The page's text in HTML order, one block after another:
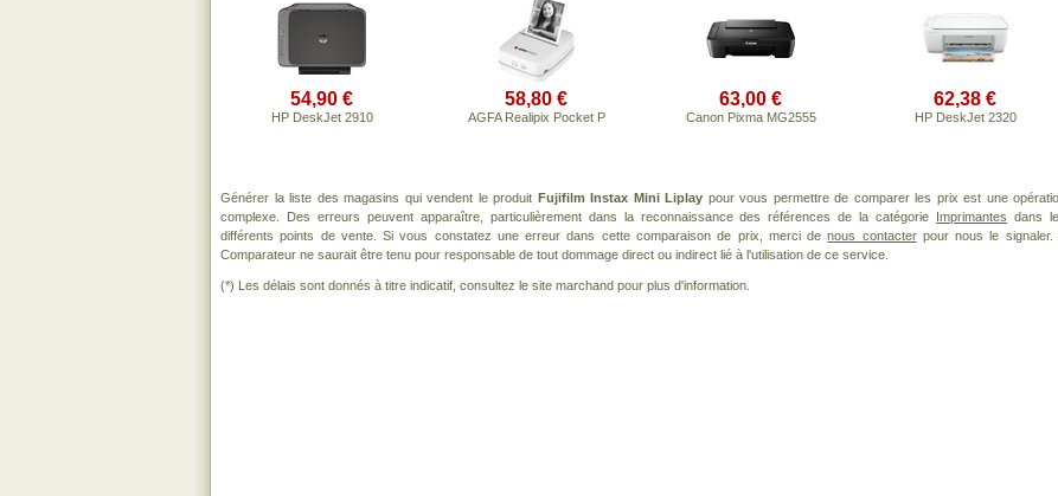
54,90 €
HP DeskJet 2910
58,80 €
AGFA Realipix Pocket P
63,00 €
Canon Pixma MG2555
62,38 €
HP DeskJet 2320
Générer la liste des magasins qui vendent le produit Fujifilm Instax Mini Liplay pour vous permettre de comparer les prix est une
complexe. Des erreurs peuvent apparaître, particulièrement dans la reconnaissance des références de la catégorie Imprimantes dans
différents points de vente. Si vous constatez une erreur dans cette comparaison de prix, merci denous contacterpour nous le signaler.
Comparateur ne saurait être tenu pour responsable de tout dommage direct ou indirect lié à l'utilisation de ce service.
(*) Les délais sont donnés à titre indicatif, consultez le site marchand pour plus d'information.